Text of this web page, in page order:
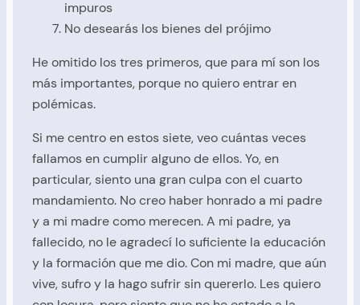
impuros
No desearás los bienes del prójimo
He omitido los tres primeros, que para mí son los
más importantes, porque no quiero entrar en
polémicas.
Si me centro en estos siete, veo cuántas veces
fallamos en cumplir alguno de ellos. Yo, en
particular, siento una gran culpa con el cuarto
mandamiento. No creo haber honrado a mi padre
y a mi madre como merecen. A mi padre, ya
fallecido, no le agradecí lo suficiente la educación
y la formación que me dio. Con mi madre, que aún
vive, sufro y la hago sufrir sin quererlo. Les quiero